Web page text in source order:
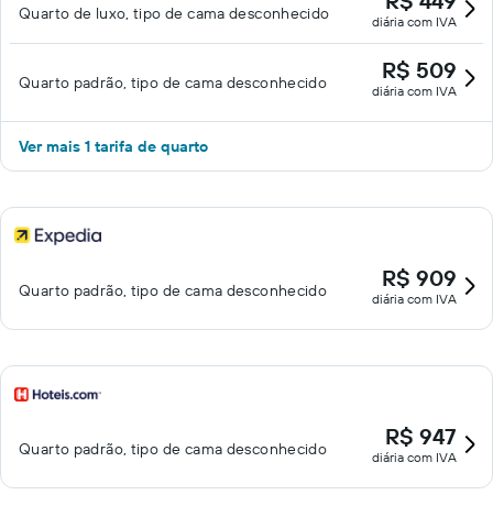
Quarto de luxo, tipo de cama desconhecido diária com IVA
Quarto padrão, tipo de cama desconhecido R$ 509
diária com IVA
Ver mais 1 tarifa de quarto
Quarto padrão, tipo de cama desconhecido R$ 909
diária com IVA
Quarto padrão, tipo de cama desconhecido R$ 947
diária com IVA